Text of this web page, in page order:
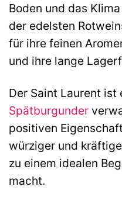
Boden und das
der edelsten
für ihre feinen
und ihre lange
Der Saint Laurent ist
Spätburgunder
positiven
würziger und
zu einem idealen
macht.